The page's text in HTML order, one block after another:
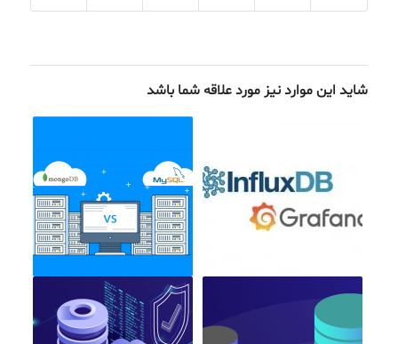
شاید این موارد نیز مورد علاقه شما باشد